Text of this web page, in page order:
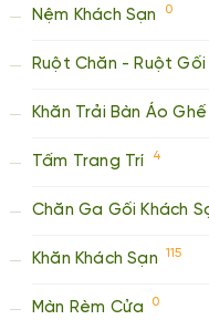
Nệm Khách Sạn 0
Ruột Chăn - Ruột Gối
Khăn Trải Bàn Áo Ghế
Tấm Trang Trí 4
Chăn Ga Gối Khách
Khăn Khách Sạn 115
Màn Rèm Cửa 0